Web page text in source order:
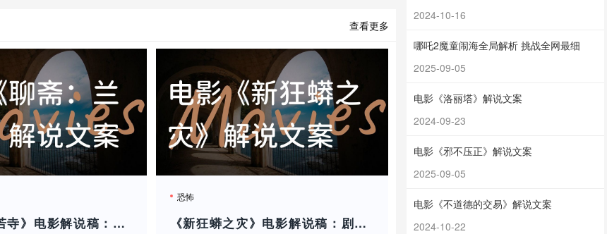
焰时鳞片反射出彩虹色光芒...我当年剪《侏罗纪世界》都没见过这么震撼
——整个亚马逊河流都在蠕动，无数蛇群正向着人类城市蔓延...（留白3
类对自然的傲慢。当我们以为能掌控一切时，自然反手就甩出一个王
到记得回来点赞~[互动] 评论区告诉我：你觉得现实中存在这种变异生物
查看更多
《聊斋：兰若寺》电影解说稿：剧情完整版+结局真相（影视解说文案）
恐怖
《新狂蟒之灾》电影解说稿：剧情完整版+结局真相（影视解说文案）
2024-10-16
哪吒2魔童闹海全局解析 挑战全网最细
2025-09-05
电影《洛丽塔》解说文案
2024-09-23
电影《邪不压正》解说文案
2025-09-05
电影《不道德的交易》解说文案
2024-10-22